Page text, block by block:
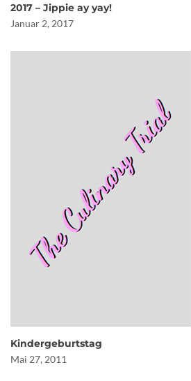
2017 – Jippie ay yay!
Januar 2, 2017
Kindergeburtstag
Mai 27, 2011